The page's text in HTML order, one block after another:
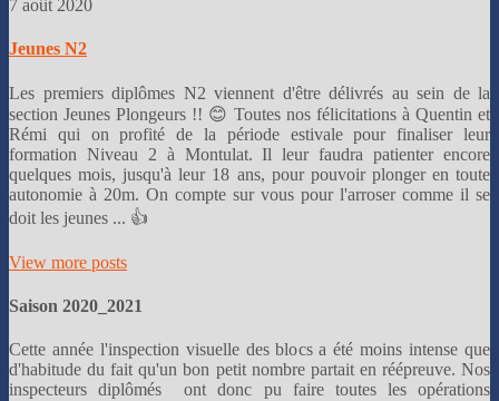
7 août 2020
Jeunes N2
Les premiers diplômes N2 viennent d'être délivrés au sein de la
section Jeunes Plongeurs !! 😊 Toutes nos félicitations à Quentin et
Rémi qui on profité de la période estivale pour finaliser leur
formation Niveau 2 à Montulat. Il leur faudra patienter encore
quelques mois, jusqu'à leur 18 ans, pour pouvoir plonger en toute
autonomie à 20m. On compte sur vous pour l'arroser comme il se
doit les jeunes ... 👍
View more posts
Saison 2020_2021
Cette année l'inspection visuelle des blocs a été moins intense que
d'habitude du fait qu'un bon petit nombre partait en réépreuve. Nos
inspecteurs diplômés ont donc pu faire toutes les opérations